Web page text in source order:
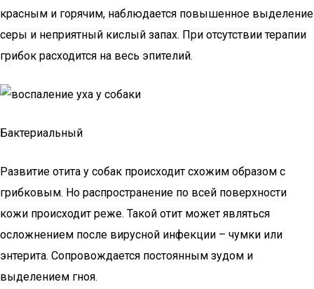
красным и горячим, наблюдается повышенное выделение
серы и неприятный кислый запах. При отсутствии терапии
грибок расходится на весь эпителий.
Бактериальный
Развитие отита у собак происходит схожим образом с
грибковым. Но распространение по всей поверхности
кожи происходит реже. Такой отит может являться
осложнением после вирусной инфекции – чумки или
энтерита. Сопровождается постоянным зудом и
выделением гноя.